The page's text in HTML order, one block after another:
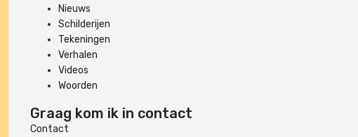
Nieuws
Schilderijen
Tekeningen
Verhalen
Videos
Woorden
Graag kom ik in contact
Contact